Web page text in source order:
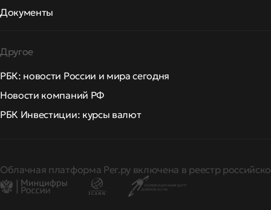
Документы
Другое
РБК: новости России и мира сегодня
Новости компаний РФ
РБК Инвестиции: курсы валют
Облачная платформа Рег.ру включена в реестр